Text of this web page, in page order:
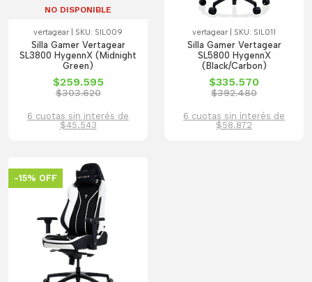
NO DISPONIBLE
vertagear | SKU: SIL009
Silla Gamer Vertagear
SL3800 HygennX (Midnight
Green)
$259.595
$303.620
6 cuotas sin interés de
$45.543
vertagear | SKU: SIL011
Silla Gamer Vertagear
SL5800 HygennX
(Black/Carbon)
$335.570
$392.480
6 cuotas sin interés de
$58.872
-15% OFF